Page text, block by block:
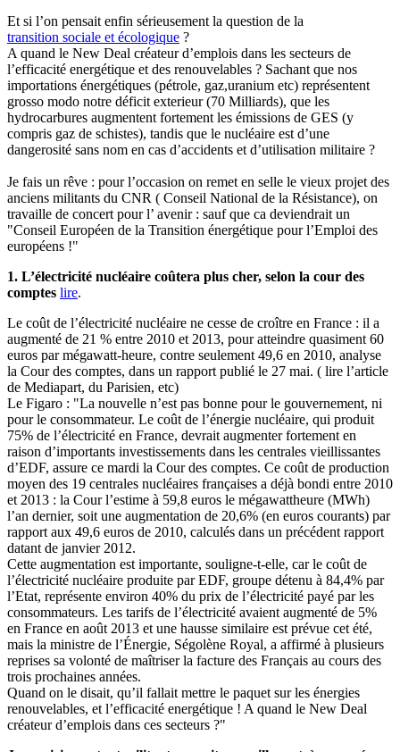
Et si l’on pensait enfin sérieusement la question de la
transition sociale et écologique ?
A quand le New Deal créateur d’emplois dans les secteurs de
l’efficacité energétique et des renouvelables ? Sachant que nos
importations énergétiques (pétrole, gaz,uranium etc) représentent
grosso modo notre déficit exterieur (70 Milliards), que les
hydrocarbures augmentent fortement les émissions de GES (y
compris gaz de schistes), tandis que le nucléaire est d’une
dangerosité sans nom en cas d’accidents et d’utilisation militaire ?
Je fais un rêve : pour l’occasion on remet en selle le vieux projet des
anciens militants du CNR ( Conseil National de la Résistance), on
travaille de concert pour l’ avenir : sauf que ca deviendrait un
"Conseil Européen de la Transition énergétique pour l’Emploi des
européens !"
1. L’électricité nucléaire coûtera plus cher, selon la cour des
comptes lire.
Le coût de l’électricité nucléaire ne cesse de croître en France : il a
augmenté de 21 % entre 2010 et 2013, pour atteindre quasiment 60
euros par mégawatt-heure, contre seulement 49,6 en 2010, analyse
la Cour des comptes, dans un rapport publié le 27 mai. ( lire l’article
de Mediapart, du Parisien, etc)
Le Figaro : "La nouvelle n’est pas bonne pour le gouvernement, ni
pour le consommateur. Le coût de l’énergie nucléaire, qui produit
75% de l’électricité en France, devrait augmenter fortement en
raison d’importants investissements dans les centrales vieillissantes
d’EDF, assure ce mardi la Cour des comptes. Ce coût de production
moyen des 19 centrales nucléaires françaises a déjà bondi entre 2010
et 2013 : la Cour l’estime à 59,8 euros le mégawattheure (MWh)
l’an dernier, soit une augmentation de 20,6% (en euros courants) par
rapport aux 49,6 euros de 2010, calculés dans un précédent rapport
datant de janvier 2012.
Cette augmentation est importante, souligne-t-elle, car le coût de
l’électricité nucléaire produite par EDF, groupe détenu à 84,4% par
l’Etat, représente environ 40% du prix de l’électricité payé par les
consommateurs. Les tarifs de l’électricité avaient augmenté de 5%
en France en août 2013 et une hausse similaire est prévue cet été,
mais la ministre de l’Énergie, Ségolène Royal, a affirmé à plusieurs
reprises sa volonté de maîtriser la facture des Français au cours des
trois prochaines années.
Quand on le disait, qu’il fallait mettre le paquet sur les énergies
renouvelables, et l’efficacité energétique ! A quand le New Deal
créateur d’emplois dans ces secteurs ?"